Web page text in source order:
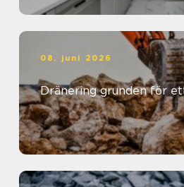
08. juni 2026
Dränering grunden